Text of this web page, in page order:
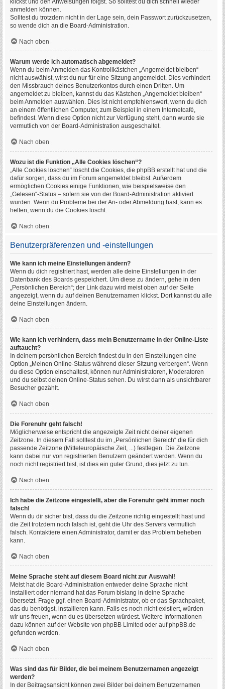
klickst und den Anweisungen folgst. So solltest du dich schnell wieder
anmelden können.
Solltest du trotzdem nicht in der Lage sein, dein Passwort zurückzusetzen,
so wende dich an die Board-Administration.
Nach oben
Warum werde ich automatisch abgemeldet?
Wenn du beim Anmelden das Kontrollkästchen „Angemeldet bleiben“
nicht auswählst, wirst du nur für eine Sitzung angemeldet. Dies verhindert
den Missbrauch deines Benutzerkontos durch einen Dritten. Um
angemeldet zu bleiben, kannst du das Kästchen „Angemeldet bleiben“
beim Anmelden auswählen. Dies ist nicht empfehlenswert, wenn du dich
an einem öffentlichen Computer, zum Beispiel in einem Internetcafé,
befindest. Wenn diese Option nicht zur Verfügung steht, dann wurde sie
vermutlich von der Board-Administration ausgeschaltet.
Nach oben
Wozu ist die Funktion „Alle Cookies löschen“?
„Alle Cookies löschen“ löscht die Cookies, die phpBB erstellt hat und die
dafür sorgen, dass du im Forum angemeldet bleibst. Außerdem
ermöglichen Cookies einige Funktionen, wie beispielsweise den
„Gelesen“-Status – sofern sie von der Board-Administration aktiviert
wurden. Wenn du Probleme bei der An- oder Abmeldung hast, kann es
helfen, wenn du die Cookies löscht.
Nach oben
Benutzerpräferenzen und -einstellungen
Wie kann ich meine Einstellungen ändern?
Wenn du dich registriert hast, werden alle deine Einstellungen in der
Datenbank des Boards gespeichert. Um diese zu ändern, gehe in den
„Persönlichen Bereich“; der Link dazu wird meist oben auf der Seite
angezeigt, wenn du auf deinen Benutzernamen klickst. Dort kannst du alle
deine Einstellungen ändern.
Nach oben
Wie kann ich verhindern, dass mein Benutzername in der Online-Liste
auftaucht?
In deinem persönlichen Bereich findest du in den Einstellungen eine
Option „Meinen Online-Status während dieser Sitzung verbergen“. Wenn
du diese Option einschaltest, können nur Administratoren, Moderatoren
und du selbst deinen Online-Status sehen. Du wirst dann als unsichtbarer
Besucher gezählt.
Nach oben
Die Forenuhr geht falsch!
Möglicherweise entspricht die angezeigte Zeit nicht deiner eigenen
Zeitzone. In diesem Fall solltest du im „Persönlichen Bereich“ die für dich
passende Zeitzone (Mitteleuropäische Zeit, ...) festlegen. Die Zeitzone
kann dabei nur von registrierten Benutzern geändert werden. Wenn du
noch nicht registriert bist, ist dies ein guter Grund, dies jetzt zu tun.
Nach oben
Ich habe die Zeitzone eingestellt, aber die Forenuhr geht immer noch
falsch!
Wenn du dir sicher bist, dass du die Zeitzone richtig eingestellt hast und
die Zeit trotzdem noch falsch ist, geht die Uhr des Servers vermutlich
falsch. Kontaktiere einen Administrator, damit er das Problem beheben
kann.
Nach oben
Meine Sprache steht auf diesem Board nicht zur Auswahl!
Meist hat die Board-Administration entweder deine Sprache nicht
installiert oder niemand hat das Forum bislang in deine Sprache
übersetzt. Frage ggf. einen Board-Administrator, ob er das Sprachpaket,
das du benötigst, installieren kann. Falls es noch nicht existiert, würden
wir uns freuen, wenn du es übersetzen würdest. Weitere Informationen
dazu können auf der Website von phpBB Limited oder aufphpBB.de
gefunden werden.
Nach oben
Was sind das für Bilder, die bei meinem Benutzernamen angezeigt
werden?
In der Beitragsansicht können zwei Bilder bei deinem Benutzernamen